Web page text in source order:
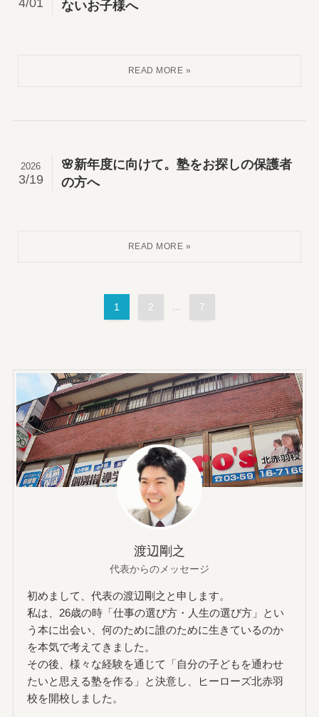
ないお子様へ
4/01
🌸新年度に向けて。塾をお探しの保護者
の方へ
2026
3/19
1 2 7
渡辺剛之
代表からのメッセージ
初めまして、代表の渡辺剛之と申します。
私は、26歳の時「仕事の選び方・人生の選び方」とい
う本に出会い、何のために誰のために生きているのか
を本気で考えてきました。
その後、様々な経験を通じて「自分の子どもを通わせ
たいと思える塾を作る」と決意し、ヒーローズ北赤羽
校を開校しました。